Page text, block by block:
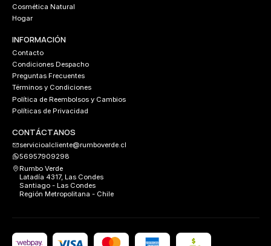
Cosmética Natural
Hogar
INFORMACIÓN
Contacto
Condiciones Despacho
Preguntas Frecuentes
Términos y Condiciones
Política de Reembolsos y Cambios
Políticas de Privacidad
CONTÁCTANOS
servicioalcliente@rumboverde.cl
56957909298
Rumbo Verde
Latadía 4317, Las Condes
Santiago - Las Condes
Región Metropolitana - Chile